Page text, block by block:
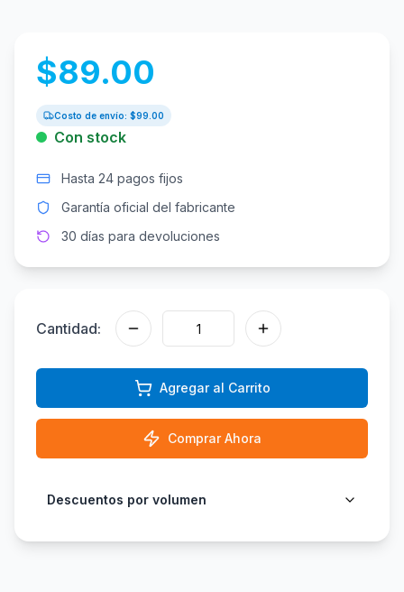
$89.00
Costo de envío: $99.00
Con stock
Hasta 24 pagos fijos
Garantía oficial del fabricante
30 días para devoluciones
Cantidad:
Agregar al Carrito
Comprar Ahora
Descuentos por volumen